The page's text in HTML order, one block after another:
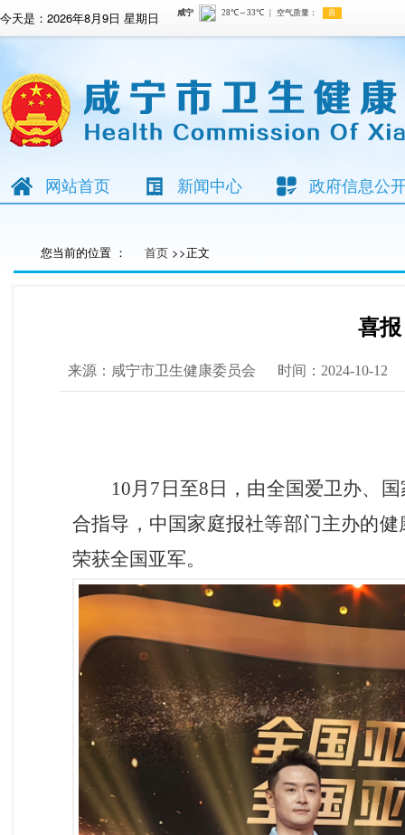
今天是： 2026年8月9日 星期日
网站首页 新闻中心 政府信息公
您当前的位置 ： 首页 >>正文
喜
来源：咸宁市卫生健康委员会 时间：2024-10-12
10月 7日至8日，由全国爱卫办、
合指导，中国家庭报社等部门主办的
荣获全国亚军。